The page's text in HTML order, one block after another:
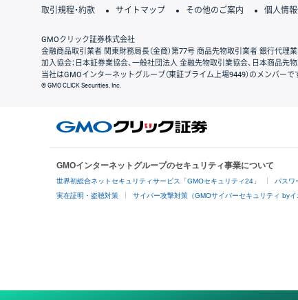
取引規程・約款 サイトマップ その他のご案内 個人情
GMOクリック証券株式会社
金融商品取引業者 関東財務局長（金商）第77号 商品先物取引業者 銀行代理
加入協会：日本証券業協会、一般社団法人 金融先物取引業協会、日本商品先
当社はGMOインターネットグループ（東証プライム上場9449）のメンバーで
© GMO CLICK Securities, Inc.
GMOインターネットグループのセキュリティ事業について
世界初総合ネットセキュリティサービス「GMOセキュリティ24」 パスワ
実在証明・盗聴対策 サイバー攻撃対策（GMOサイバーセキュリティ byイ